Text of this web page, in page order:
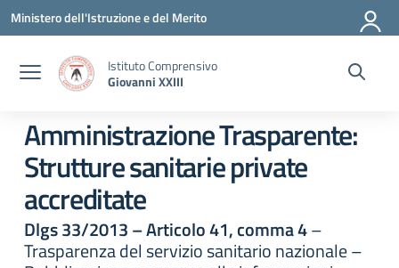
Vai ai contenuti
Vai al menu di navigazione
Vai al footer
Ministero dell'Istruzione e del Merito
Istituto Comprensivo
Giovanni XXIII
Amministrazione Trasparente:
Strutture sanitarie private
accreditate
Dlgs 33/2013 – Articolo 41, comma 4–
Trasparenza del servizio sanitario nazionale –